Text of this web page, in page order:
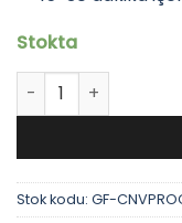
Stokta
Canva Pro
Stok kodu: GF-